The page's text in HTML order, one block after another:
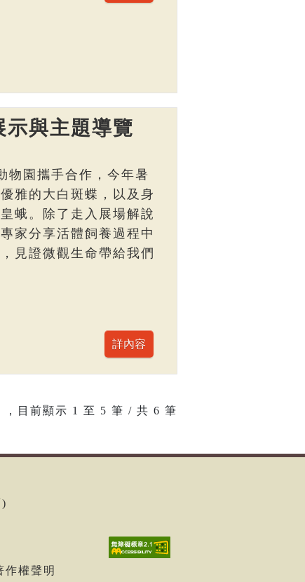
示與主題導覽
物園攜手合作，今年暑
雅的大白斑蝶，以及身
蛾。除了走入展場解說
家分享活體飼養過程中
見證微觀生命帶給我們
，目前顯示 1 至 5 筆 / 共 6 筆
權聲明